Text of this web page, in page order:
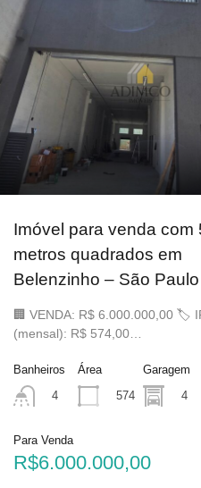
Imóvel para venda com
metros quadrados em
Belenzinho – São
🏢 VENDA: R$ 6.000.000,00 🏷
(mensal): R$ 574,00…
Banheiros
4
Área
574
Garagem
4
Para Venda
R$6.000.000,00